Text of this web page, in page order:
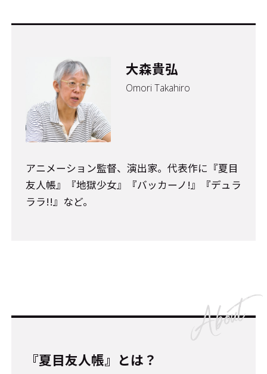
大森貴弘
Omori Takahiro
アニメーション監督、演出家。代表作に『夏目
友人帳』『地獄少女』『バッカーノ!』『デュラ
ララ!!』など。
『夏目友人帳』とは？